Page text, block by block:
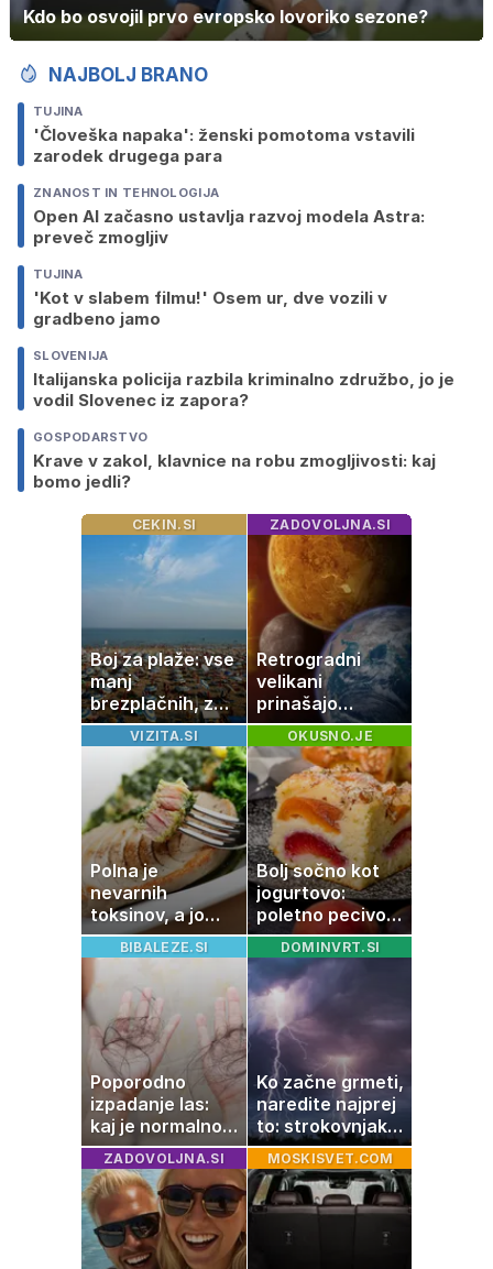
Kdo bo osvojil prvo evropsko lovoriko sezone?
NAJBOLJ BRANO
TUJINA
'Človeška napaka': ženski pomotoma vstavili
zarodek drugega para
ZNANOST IN TEHNOLOGIJA
Open AI začasno ustavlja razvoj modela Astra:
preveč zmogljiv
TUJINA
'Kot v slabem filmu!' Osem ur, dve vozili v
gradbeno jamo
SLOVENIJA
Italijanska policija razbila kriminalno združbo, jo je
vodil Slovenec iz zapora?
GOSPODARSTVO
Krave v zakol, klavnice na robu zmogljivosti: kaj
bomo jedli?
CEKIN.SI
Boj za plaže: vse
manj
brezplačnih, za
ležalnik in
senčnik tudi več
kot 40 evrov
ZADOVOLJNA.SI
Retrogradni
velikani
prinašajo
pomembne
premike – kaj
pomeni, da so
Saturn, Neptun
in Pluton hkrati
retrogradni?
VIZITA.SI
Polna je
nevarnih
toksinov, a jo
imamo vsi radi:
to je najbolj
nezdrava riba, ki
jo mnogi redno
uživajo
OKUSNO.JE
Bolj sočno kot
jogurtovo:
poletno pecivo,
ki vedno uspe
BIBALEZE.SI
Poporodno
izpadanje las:
kaj je normalno
in kako si
pomagati
DOMINVRT.SI
Ko začne grmeti,
naredite najprej
to: strokovnjaki
opozarjajo na
pogosto napako
ZADOVOLJNA.SI MOSKISVET.COM